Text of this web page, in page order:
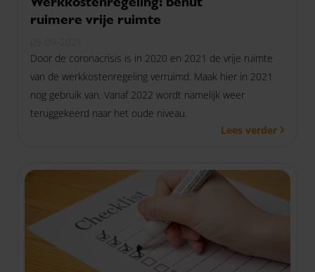
ruimere vrije ruimte
Door de coronacrisis is in 2020 en 2021 de vrije ruimte
van de werkkostenregeling verruimd. Maak hier in 2021
nog gebruik van. Vanaf 2022 wordt namelijk weer
teruggekeerd naar het oude niveau.
Lees verder